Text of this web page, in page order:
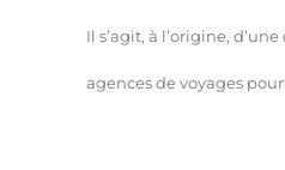
Il s’agit, à l’origine,
agences de voyages